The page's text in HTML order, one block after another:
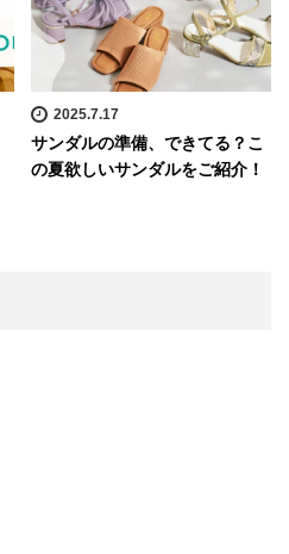
2025.7.17
サンダルの準備、できてる？こ
の夏欲しいサンダルをご紹介！